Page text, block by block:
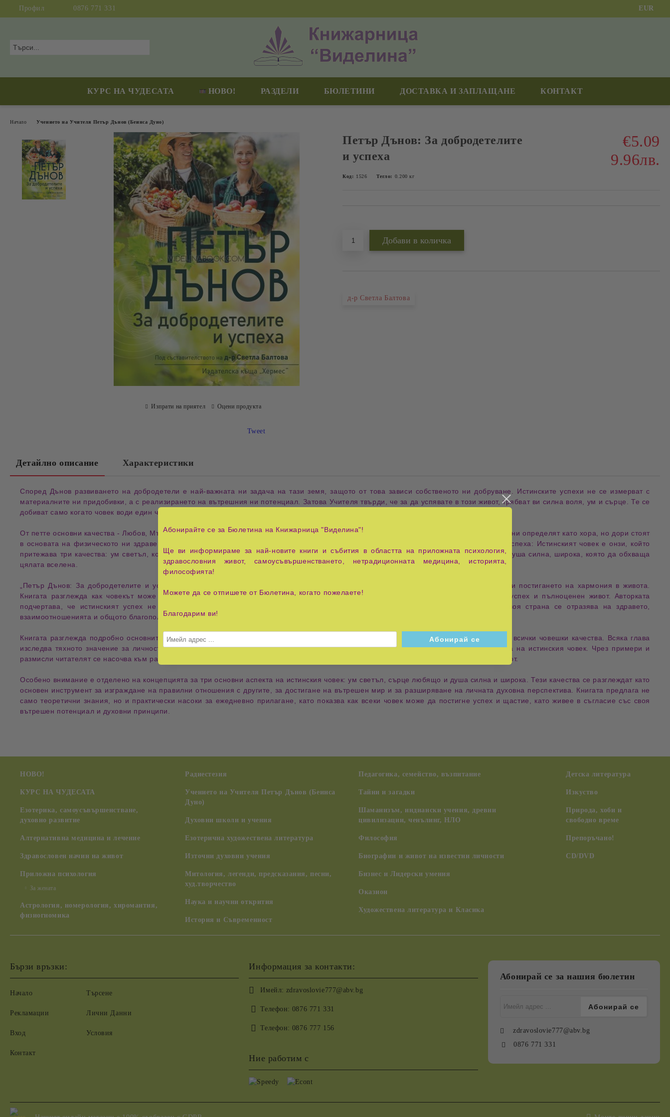
Профил 0876 771 331 EUR
КУРС НА ЧУДЕСАТА НОВО! РАЗДЕЛИ БЮЛЕТИНИ ДОСТАВКА И ЗАПЛАЩАНЕ КОНТАКТ
Начало Учението на Учителя Петър Дънов (Беинса Дуно)
Петър Дънов: За добродетелите
и успеха
€5.09
9.96лв.
Код: 1526 Тегло: 0.200 кг
д-р Светла Балтова
Изпрати на приятел Оцени продукта
Tweet
Детайлно описание Характеристики
Според Дънов развиването на добродетели е най-важната ни задача на тазиземя , защото от това зависи собственото ни добруване Истинските успехи не се измерват с
материалните ни придобивки
, а с реализирането на вътрешния ни потенциал . Затова Учителя твърди, че за да успявате в този живот, трябват ви силна воля ум и сърце
. Те се
добиват само когато човек води един чист и свят живот
От петте основни качества - Любов Мъдрост,Истина,ПравдаиДоброта- произтичат всички останали . Те не само ни определят като хора , но дори стоят
в основата на физическото ни здраве щастието и успеха: Истинският човек е онзи, който
притежава три качества: ум светъл , който мислиправо,сърце любящо, което има правилни отношениякъм всичкиживи същества, и душа силна широка
, която да обхваща
цялата вселена
„Петър Дънов: За добродетелите и успеха“, д-р Светла Балтова и постигането на хармония в живота
Книгата разглежда как човекът може да се издигне духовно, като развиваосновните добродетели ключ към вътрешния успех и пълноценен живот. Авторката
подчертава, че истинският успех не се измерва с , която от своя страна се отразява на здравето,
взаимоотношенията и общото благополучие.
Книгата разглежда подробноосновните добродетели , показвайки как те саоснова на всички човешки качества . Всяка глава
изследва тяхнотозначение за личностното развитие, начините запрактическо прилаганев ежедневието и как те формиратхарактера на истинския човек . Чрез примери и
размисли читателят се насочва към развиване на вътрешна сила чист, духовно осъзнат и хармоничен живот.
Особено внимание е отделено на концепцията за три основни аспекта на истинския човек:ум светъл сърце любящо и душа силна и широка
. Тези качества се разглеждат като
основен инструмент за изграждане на правилни отношения с другите
, за достигане на вътрешен мир и за разширяване на личната духовна перспектива . Книгата предлага не
само теоретични знания, но и практически насоки за ежедневно прилагане , като показва как всеки човек може да постигне успех и щастие , като живее в съгласие със своя
вътрешен потенциал и духовни принципи
НОВО!
КУРС НА ЧУДЕСАТА
Езотерика, самоусъвършенстване,
духовно развитие
Алтернативна медицина и лечение
Здравословен начин на живот
Приложна психология
За жената
Астрология, номерология, хиромантия,
физиогномика
Радиестезия
Учението на Учителя Петър Дънов (Беинса
Дуно)
Духовни школи и учения
Езотерична художествена литература
Източни духовни учения
Митология, легенди, предсказания, песни,
худ.творчество
Наука и научни открития
История и Съвременност
Педагогика, семейство, възпитание
Тайни и загадки
Шаманизъм, индиански учения, древни
цивилизации, ченълинг, НЛО
Философия
Биографии и живот на известни личности
Бизнес и Лидерски умения
Оказион
Художествена литература и Класика
Детска литература
Изкуство
Природа, хоби и
свободно време
Препоръчано!
CD/DVD
Бързи връзки:
Начало
Рекламации
Вход
Контакт
Търсене
Лични Данни
Условия
Информация за контакти:
Имейл: zdravoslovie777@abv.bg
Телефон: 0876 771 331
Телефон: 0876 777 156
Ние работим с
Абонирай се за нашия бюлетин
zdravoslovie777@abv.bg
0876 771 331
Абонирайте се за Бюлетина на Книжарница "Виделина"!
Ще ви информираме за най-новите книги и събития в областта на приложната психология,
здравословния живот, самоусъвършенстването, нетрадиционната медицина, историята,
философията!
Можете да се отпишете от Бюлетина, когато пожелаете!
Благодарим ви!